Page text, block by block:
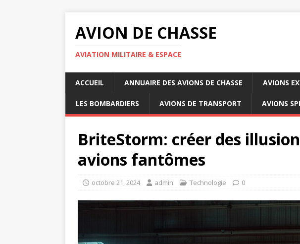
AVION DE CHASSE
AVIATION MILITAIRE & ESPACE
ACCUEIL ANNUAIRE DES AVIONS DE CHASSE AVIONS
LES BOMBARDIERS AVIONS DE TRANSPORT AVIONS
BriteStorm: créer des
avions fantômes
octobre 21, 2024 admin Technologie 0